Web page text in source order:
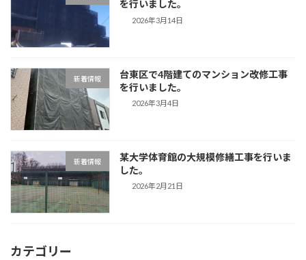
を行いました。
2026年3月14日
新着情報
台東区で4階建てのマンション改修工事
を行いました。
2026年3月4日
新着情報
某大学体育館の大規模修繕工事を行いま
した。
2026年2月21日
カテゴリー